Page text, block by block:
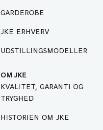
GARDEROBE
JKE ERHVERV
UDSTILLINGSMODELLER
OM JKE
KVALITET, GARANTI OG
TRYGHED
HISTORIEN OM JKE